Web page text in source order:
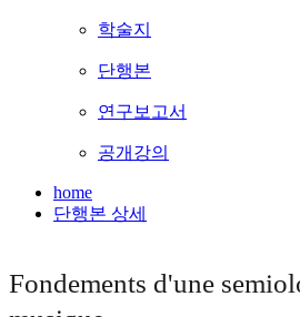
학술지
단행본
연구보고서
공개강의
home
단행본 상세
Fondements d'une